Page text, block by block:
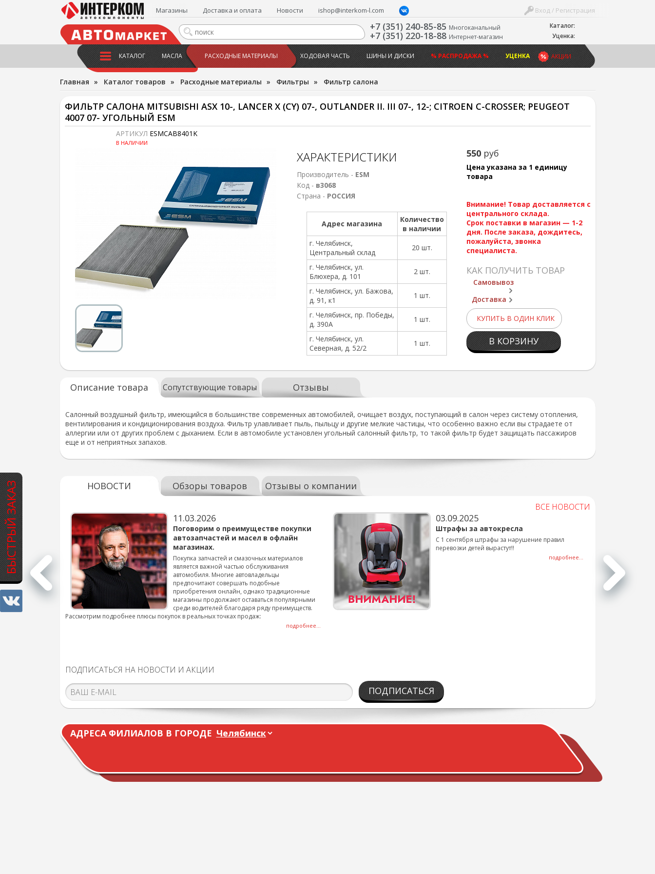
БЫСТРЫЙ ЗАКАЗ
Каталог:
Уценка:
Вход / Регистрация
Магазины Доставка и оплата Новости ishop@interkom-l.com
+7 (351) 240-85-85 Многоканальный
+7 (351) 220-18-88 Интернет-магазин
АКЦИИ
КАТАЛОГ МАСЛА РАСХОДНЫЕ МАТЕРИАЛЫ ХОДОВАЯ ЧАСТЬ ШИНЫ И ДИСКИ % РАСПРОДАЖА % УЦЕНКА
Главная » Каталог товаров » Расходные материалы » Фильтры » Фильтр салона
ФИЛЬТР САЛОНА MITSUBISHI ASX 10-, LANCER X (CY) 07-, OUTLANDER II. III 07-, 12-; CITROEN C-CROSSER; PEUGEOT
4007 07- УГОЛЬНЫЙ ESM
АРТИКУЛ ESMCAB8401K
В НАЛИЧИИ
550 руб
Цена указана за 1 единицу
товара
Внимание! Товар доставляется с
центрального склада.
Срок поставки в магазин — 1-2
дня. После заказа, дождитесь,
пожалуйста, звонка
специалиста.
КАК ПОЛУЧИТЬ ТОВАР
Самовывоз
Доставка
КУПИТЬ В ОДИН КЛИК
В КОРЗИНУ
ХАРАКТЕРИСТИКИ
Производитель - ESM
Код - в3068
Страна - РОССИЯ
Адрес магазина
Количество
в наличии
г. Челябинск,
Центральный склад
20 шт.
г. Челябинск, ул.
Блюхера, д. 101
2 шт.
г. Челябинск, ул. Бажова,
д. 91, к1
1 шт.
г. Челябинск, пр. Победы,
д. 390А
1 шт.
г. Челябинск, ул.
Северная, д. 52/2
1 шт.
Описание товара Сопутствующие товары Отзывы
Салонный воздушный фильтр, имеющийся в большинстве современных автомобилей, очищает воздух, поступающий в салон через систему отопления,
вентилирования и кондиционирования воздуха. Фильтр улавливает пыль, пыльцу и другие мелкие частицы, что особенно важно если вы страдаете от
аллергии или от других проблем с дыханием. Если в автомобиле установлен угольный салонный фильтр, то такой фильтр будет защищать пассажиров
еще и от неприятных запахов.
НОВОСТИ Обзоры товаров Отзывы о компании
ВСЕ НОВОСТИ
для
смены шин на
подробнее...
11.03.2026
Поговорим о преимуществе покупки
автозапчастей и масел в офлайн
магазинах.
Покупка запчастей и смазочных материалов
является важной частью обслуживания
автомобиля. Многие автовладельцы
предпочитают совершать подобные
приобретения онлайн, однако традиционные
магазины продолжают оставаться популярными
среди водителей благодаря ряду преимуществ.
Рассмотрим подробнее плюсы покупок в реальных точках продаж:
подробнее...
03.09.2025
Штрафы за автокресла
С 1 сентября штрафы за нарушение правил
перевозки детей вырастут!!
подробнее...
ПОДПИСАТЬСЯ НА НОВОСТИ И АКЦИИ
ПОДПИСАТЬСЯ
АДРЕСА ФИЛИАЛОВ В ГОРОДЕ